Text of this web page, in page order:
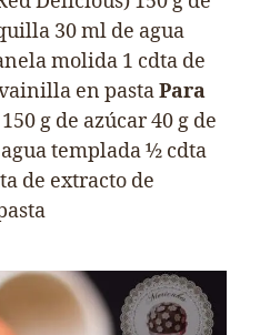
30 ml de agua
molida 1 cdta de
en pastaPara
150 g de azúcar 40 g de
templada ½ cdta
de extracto de